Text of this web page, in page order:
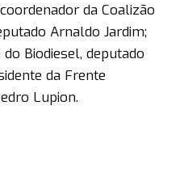
da Coalizão
Arnaldo Jardim;
Biodiesel, deputado
da Frente
Lupion.